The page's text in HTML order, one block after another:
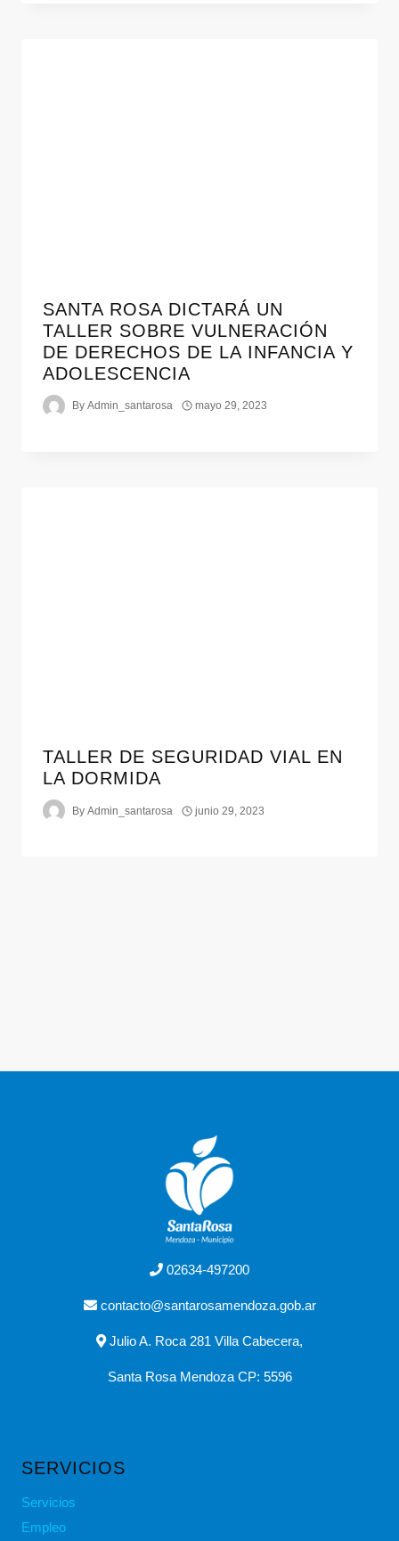
SANTA ROSA DICTARÁ UN
TALLER SOBRE VULNERACIÓN
DE DERECHOS DE LA INFANCIA Y
ADOLESCENCIA
By Admin_santarosa mayo 29, 2023
TALLER DE SEGURIDAD VIAL EN
LA DORMIDA
By Admin_santarosa junio 29, 2023
02634-497200
contacto@santarosamendoza.gob.ar
Julio A. Roca 281 Villa Cabecera,
Santa Rosa Mendoza CP: 5596
SERVICIOS
Servicios
Empleo